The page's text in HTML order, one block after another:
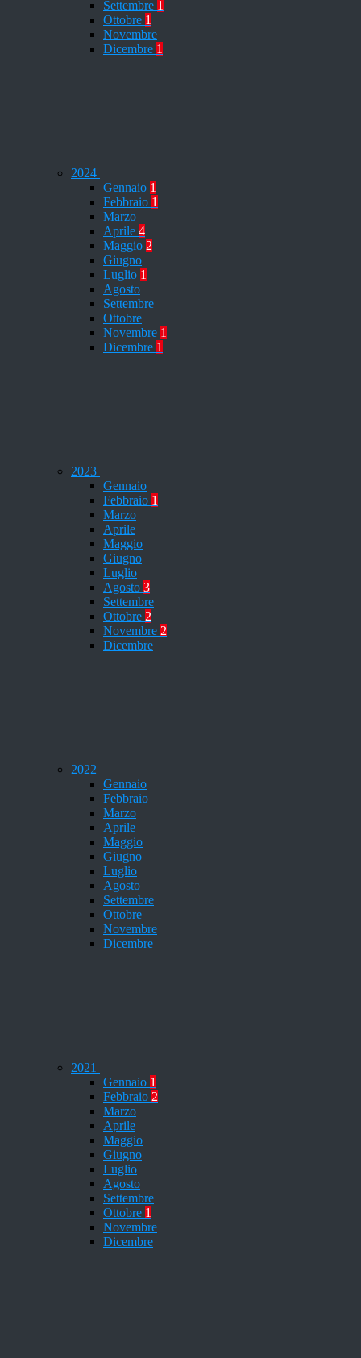
Settembre 1
Ottobre 1
Novembre
Dicembre 1
2024
Gennaio 1
Febbraio 1
Marzo
Aprile 4
Maggio 2
Giugno
Luglio 1
Agosto
Settembre
Ottobre
Novembre 1
Dicembre 1
2023
Gennaio
Febbraio 1
Marzo
Aprile
Maggio
Giugno
Luglio
Agosto 3
Settembre
Ottobre 2
Novembre 2
Dicembre
2022
Gennaio
Febbraio
Marzo
Aprile
Maggio
Giugno
Luglio
Agosto
Settembre
Ottobre
Novembre
Dicembre
2021
Gennaio 1
Febbraio 2
Marzo
Aprile
Maggio
Giugno
Luglio
Agosto
Settembre
Ottobre 1
Novembre
Dicembre